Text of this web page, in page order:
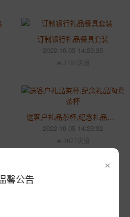
×
馨公告
订制银行礼品餐具套装
2022-10-05 14:25:35
3797浏览
送客户礼品茶杯,纪念礼品陶瓷茶杯
2022-10-05 14:25:32
3677浏览